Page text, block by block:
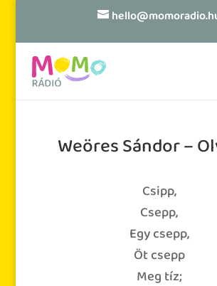
Weöres Sándor –
Csipp,
Csepp,
Egy csepp,
Öt csepp
Meg tíz;